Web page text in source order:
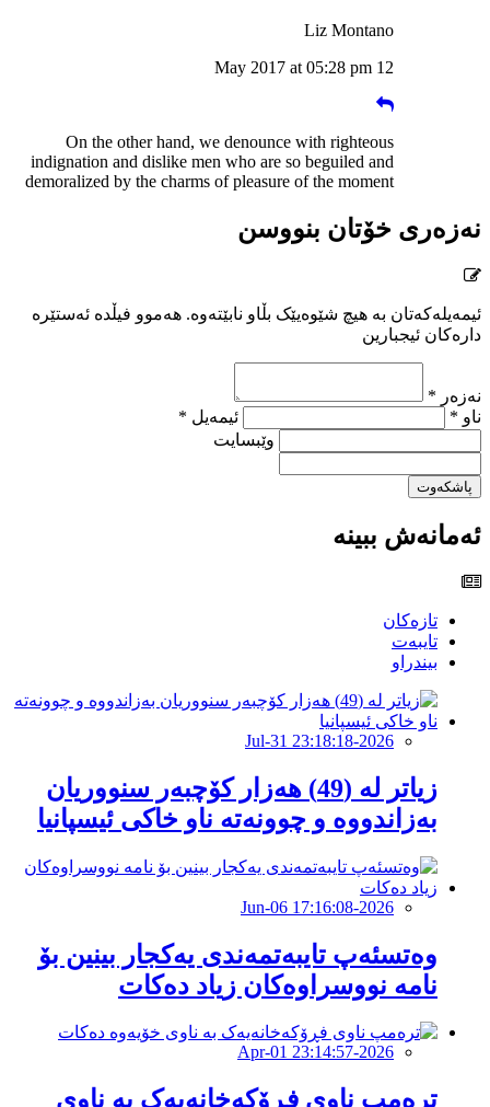
Liz Montano
12 May 2017 at 05:28 pm
On the other hand, we denounce with righteous
indignation and dislike men who are so beguiled and
demoralized by the charms of pleasure of the moment
نەزەری خۆتان بنووسن
ئیمەیلەکەتان بە هیچ شێوەیێک بڵاو نابێتەوە. هەموو فیڵدە ئەستێرە
دارەکان ئیجبارین
نەزەر *
ناو *
ئیمەیل *
وێبسایت
پاشکەوت
ئەمانەش ببینە
تازەکان
تایبەت
بیندراو
2026-Jul-31 23:18:18
زیاتر لە (49) هەزار کۆچبەر سنووریان
بەزاندووە و چوونەتە ناو خاکی ئیسپانیا
2026-Jun-06 17:16:08
وەتسئەپ تایبەتمەندی یەکجار بینین بۆ
نامە نووسراوەکان زیاد دەکات
2026-Apr-01 23:14:57
ترەمپ ناوی فڕۆکەخانەیەک بە ناوی